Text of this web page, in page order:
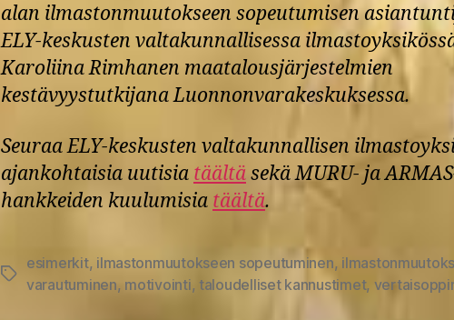
alan ilmastonmuutokseen sopeutumisen
ELY-keskusten valtakunnallisessa
Karoliina Rimhanen maatalousjärjestelmien
kestävyystutkijana Luonnonvarakeskuksessa.
Seuraa ELY-keskusten valtakunnallisen
ajankohtaisia uutisia täältäsekä MURU- ja
hankkeiden kuulumisia täältä.
Avainsanat
esimerkit, ilmastonmuutokseen sopeutuminen,
varautuminen, motivointi, taloudelliset kannustimet,